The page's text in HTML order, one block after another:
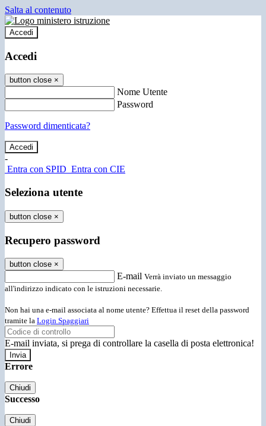
Salta al contenuto
Accedi
Accedi
button close ×
Nome Utente
Password
Password dimenticata?
-
Entra con SPID Entra con CIE
Seleziona utente
button close ×
Recupero password
button close ×
E-mail Verrà inviato un messaggio
all'indirizzo indicato con le istruzioni necessarie.
Non hai una e-mail associata al nome utente? Effettua il reset della password
tramite la Login Spaggiari
E-mail inviata, si prega di controllare la casella di posta elettronica!
Errore
Chiudi
Successo
Chiudi